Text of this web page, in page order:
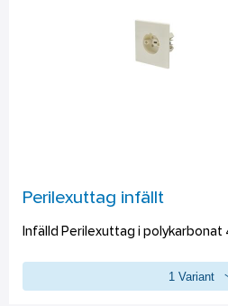
Perilexuttag infällt
Infälld Perilexuttag i polykarbonat
1 Variant